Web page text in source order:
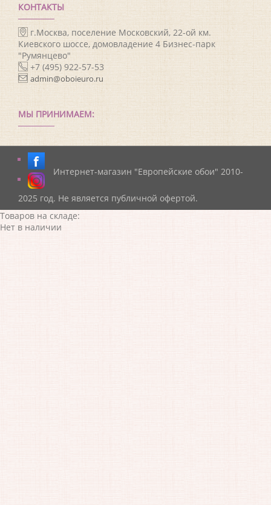
КОНТАКТЫ
г.Москва, поселение Московский, 22-ой км.
Киевского шоссе, домовладение 4 Бизнес-парк
"Румянцево"
+7 (495) 922-57-53
admin@oboieuro.ru
МЫ ПРИНИМАЕМ:
Интернет-магазин "Европейские обои" 2010-
2025 год. Не является публичной офертой.
Товаров на складе:
Нет в наличии